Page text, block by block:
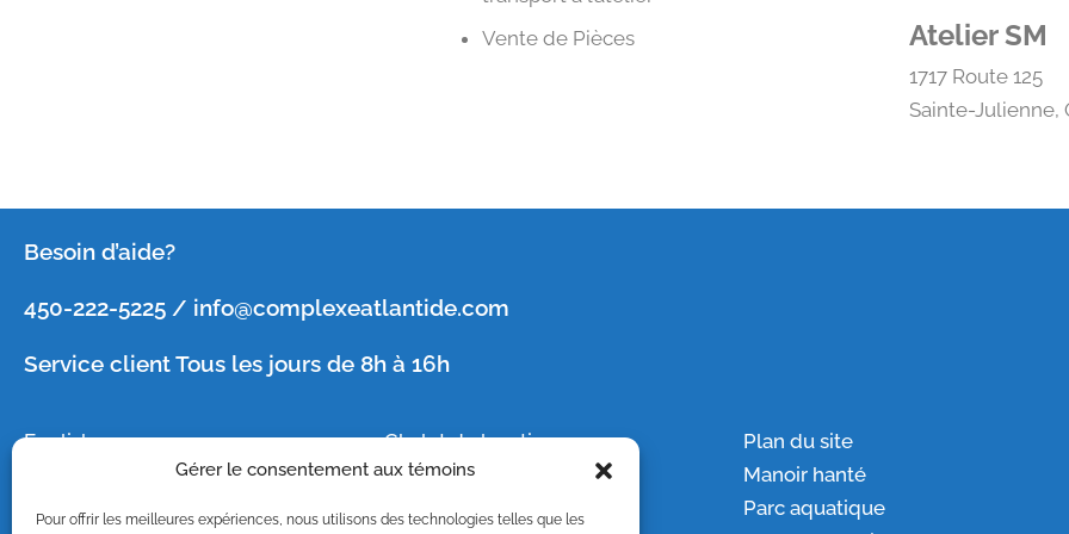
Gérer le consentement aux témoins
Pour offrir les meilleures expériences, nous utilisons des technologies telles que les
Vente de Pièces
Atelier SM
1717 Route 125
Sainte-Julienne,
Besoin d’aide?
450-222-5225 / info@complexeatlantide.com
Service client Tous les jours de 8h à 16h
English
Photos/vidéo
Chalet de location
Roulotte de location
Camping
Plan du site
Manoir hanté
Parc aquatique